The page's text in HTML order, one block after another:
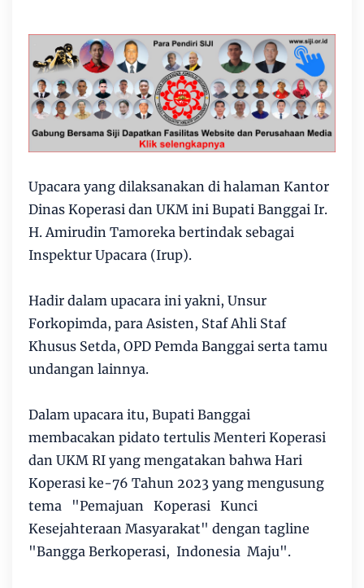
Upacara yang dilaksanakan di halaman Kantor
Dinas Koperasi dan UKM ini Bupati Banggai Ir.
H. Amirudin Tamoreka bertindak sebagai
Inspektur Upacara (Irup).
Hadir dalam upacara ini yakni, Unsur
Forkopimda, para Asisten, Staf Ahli Staf
Khusus Setda, OPD Pemda Banggai serta tamu
undangan lainnya.
Dalam upacara itu, Bupati Banggai
membacakan pidato tertulis Menteri Koperasi
dan UKM RI yang mengatakan bahwa Hari
Koperasi ke-76 Tahun 2023 yang mengusung
tema "Pemajuan Koperasi Kunci
Kesejahteraan Masyarakat" dengan tagline
"Bangga Berkoperasi, Indonesia Maju".